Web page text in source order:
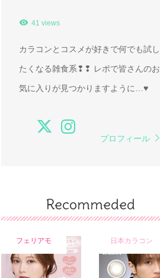
41 views
カラコンとコスメが好きで何でも試し
たくなる雑食系❢❢ レポで皆さんのお
気に入りが見つかりますように…♥
プロフィール
Recommeded
フェリアモ 日本カラコン